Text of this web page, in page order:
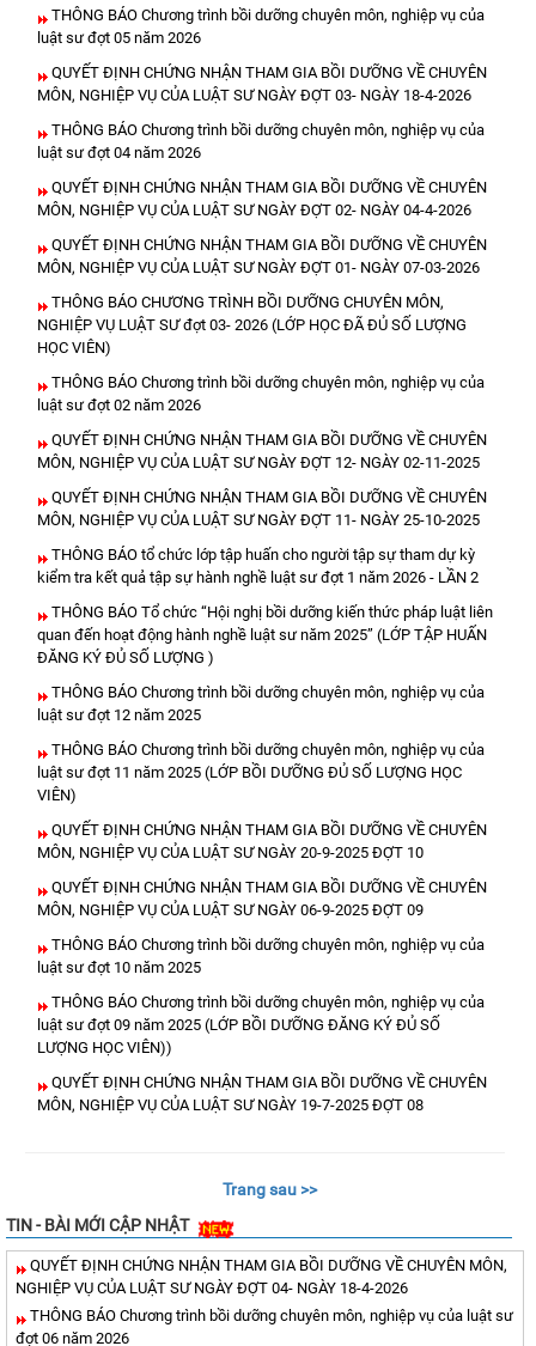
THÔNG BÁO Chương trình bồi dưỡng chuyên môn, nghiệp vụ của
luật sư đợt 05 năm 2026
QUYẾT ĐỊNH CHỨNG NHẬN THAM GIA BỒI DƯỠNG VỀ CHUYÊN
MÔN, NGHIỆP VỤ CỦA LUẬT SƯ NGÀY ĐỢT 03- NGÀY 18-4-2026
THÔNG BÁO Chương trình bồi dưỡng chuyên môn, nghiệp vụ của
luật sư đợt 04 năm 2026
QUYẾT ĐỊNH CHỨNG NHẬN THAM GIA BỒI DƯỠNG VỀ CHUYÊN
MÔN, NGHIỆP VỤ CỦA LUẬT SƯ NGÀY ĐỢT 02- NGÀY 04-4-2026
QUYẾT ĐỊNH CHỨNG NHẬN THAM GIA BỒI DƯỠNG VỀ CHUYÊN
MÔN, NGHIỆP VỤ CỦA LUẬT SƯ NGÀY ĐỢT 01- NGÀY 07-03-2026
THÔNG BÁO CHƯƠNG TRÌNH BỒI DƯỠNG CHUYÊN MÔN,
NGHIỆP VỤ LUẬT SƯ đợt 03- 2026 (LỚP HỌC ĐÃ ĐỦ SỐ LƯỢNG
HỌC VIÊN)
THÔNG BÁO Chương trình bồi dưỡng chuyên môn, nghiệp vụ của
luật sư đợt 02 năm 2026
QUYẾT ĐỊNH CHỨNG NHẬN THAM GIA BỒI DƯỠNG VỀ CHUYÊN
MÔN, NGHIỆP VỤ CỦA LUẬT SƯ NGÀY ĐỢT 12- NGÀY 02-11-2025
QUYẾT ĐỊNH CHỨNG NHẬN THAM GIA BỒI DƯỠNG VỀ CHUYÊN
MÔN, NGHIỆP VỤ CỦA LUẬT SƯ NGÀY ĐỢT 11- NGÀY 25-10-2025
THÔNG BÁO tổ chức lớp tập huấn cho người tập sự tham dự kỳ
kiểm tra kết quả tập sự hành nghề luật sư đợt 1 năm 2026 - LẦN 2
THÔNG BÁO Tổ chức “Hội nghị bồi dưỡng kiến thức pháp luật liên
quan đến hoạt động hành nghề luật sư năm 2025” (LỚP TẬP HUẤN
ĐĂNG KÝ ĐỦ SỐ LƯỢNG )
THÔNG BÁO Chương trình bồi dưỡng chuyên môn, nghiệp vụ của
luật sư đợt 12 năm 2025
THÔNG BÁO Chương trình bồi dưỡng chuyên môn, nghiệp vụ của
luật sư đợt 11 năm 2025 (LỚP BỒI DƯỠNG ĐỦ SỐ LƯỢNG HỌC
VIÊN)
QUYẾT ĐỊNH CHỨNG NHẬN THAM GIA BỒI DƯỠNG VỀ CHUYÊN
MÔN, NGHIỆP VỤ CỦA LUẬT SƯ NGÀY 20-9-2025 ĐỢT 10
QUYẾT ĐỊNH CHỨNG NHẬN THAM GIA BỒI DƯỠNG VỀ CHUYÊN
MÔN, NGHIỆP VỤ CỦA LUẬT SƯ NGÀY 06-9-2025 ĐỢT 09
THÔNG BÁO Chương trình bồi dưỡng chuyên môn, nghiệp vụ của
luật sư đợt 10 năm 2025
THÔNG BÁO Chương trình bồi dưỡng chuyên môn, nghiệp vụ của
luật sư đợt 09 năm 2025 (LỚP BỒI DƯỠNG ĐĂNG KÝ ĐỦ SỐ
LƯỢNG HỌC VIÊN))
QUYẾT ĐỊNH CHỨNG NHẬN THAM GIA BỒI DƯỠNG VỀ CHUYÊN
MÔN, NGHIỆP VỤ CỦA LUẬT SƯ NGÀY 19-7-2025 ĐỢT 08
Trang sau >>
TIN - BÀI MỚI CẬP NHẬT
QUYẾT ĐỊNH CHỨNG NHẬN THAM GIA BỒI DƯỠNG VỀ CHUYÊN MÔN,
NGHIỆP VỤ CỦA LUẬT SƯ NGÀY ĐỢT 04- NGÀY 18-4-2026
THÔNG BÁO Chương trình bồi dưỡng chuyên môn, nghiệp vụ của luật sư
đợt 06 năm 2026